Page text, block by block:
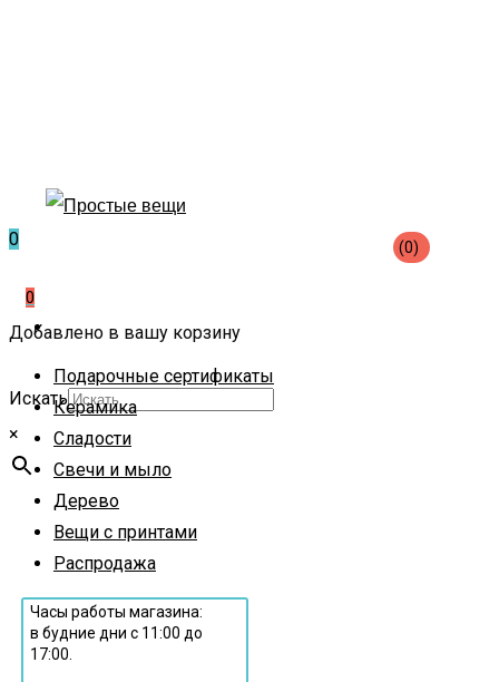
(0)
0
Подарочные сертификаты
Керамика
Сладости
Свечи и мыло
Дерево
Вещи с принтами
Распродажа
Часы работы магазина:
в будние дни с 11:00 до
17:00.
0
Добавлено в вашу корзину
Искать
×